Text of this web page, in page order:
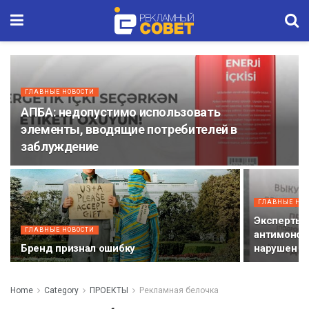
ГЛАВНЫЕ НОВОСТИ
АПБА: недопустимо использовать
элементы, вводящие потребителей в
заблуждение
ГЛАВНЫЕ НОВОСТИ
Бренд признал ошибку
ГЛАВНЫЕ
Эксперты
нарушен
Home Category ПРОЕКТЫ Рекламная белочка